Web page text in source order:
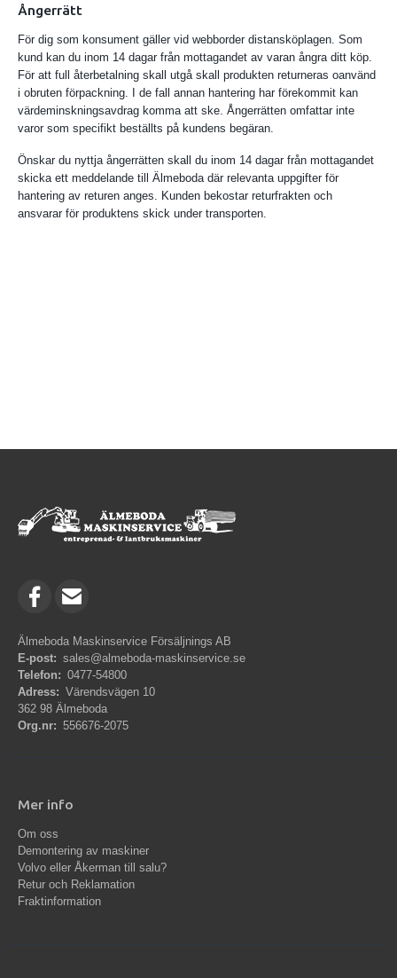
Ångerrätt
För dig som konsument gäller vid webborder distansköplagen. Som
kund kan du inom 14 dagar från mottagandet av varan ångra ditt köp.
För att full återbetalning skall utgå skall produkten returneras oanvänd
i obruten förpackning. I de fall annan hantering har förekommit kan
värdeminskningsavdrag komma att ske. Ångerrätten omfattar inte
varor som specifikt beställts på kundens begäran.
Önskar du nyttja ångerrätten skall du inom 14 dagar från mottagandet
skicka ett meddelande till Älmeboda där relevanta uppgifter för
hantering av returen anges. Kunden bekostar returfrakten och
ansvarar för produktens skick under transporten.
Älmeboda Maskinservice Försäljnings AB
E-post: sales@almeboda-maskinservice.se
Telefon: 0477-54800
Adress: Värendsvägen 10
362 98 Älmeboda
Org.nr: 556676-2075
Mer info
Om oss
Demontering av maskiner
Volvo eller Åkerman till salu?
Retur och Reklamation
Fraktinformation